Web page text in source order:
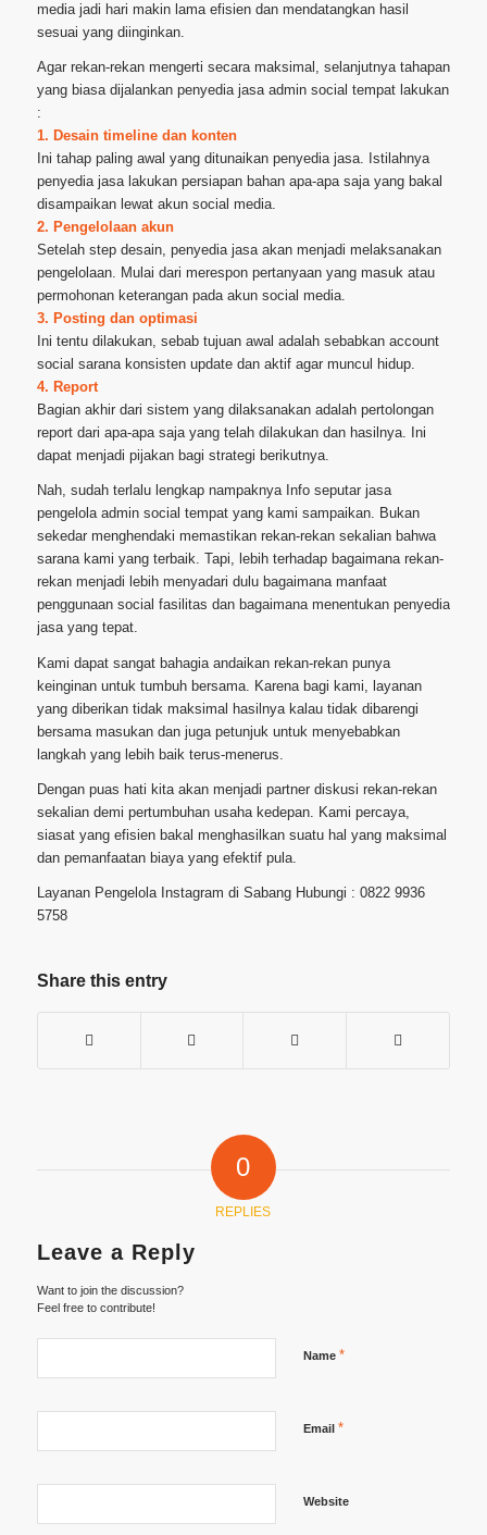
media jadi hari makin lama efisien dan mendatangkan hasil
sesuai yang diinginkan.
Agar rekan-rekan mengerti secara maksimal, selanjutnya tahapan
yang biasa dijalankan penyedia jasa admin social tempat lakukan
:
1. Desain timeline dan konten
Ini tahap paling awal yang ditunaikan penyedia jasa. Istilahnya
penyedia jasa lakukan persiapan bahan apa-apa saja yang bakal
disampaikan lewat akun social media.
2. Pengelolaan akun
Setelah step desain, penyedia jasa akan menjadi melaksanakan
pengelolaan. Mulai dari merespon pertanyaan yang masuk atau
permohonan keterangan pada akun social media.
3. Posting dan optimasi
Ini tentu dilakukan, sebab tujuan awal adalah sebabkan account
social sarana konsisten update dan aktif agar muncul hidup.
4. Report
Bagian akhir dari sistem yang dilaksanakan adalah pertolongan
report dari apa-apa saja yang telah dilakukan dan hasilnya. Ini
dapat menjadi pijakan bagi strategi berikutnya.
Nah, sudah terlalu lengkap nampaknya Info seputar jasa
pengelola admin social tempat yang kami sampaikan. Bukan
sekedar menghendaki memastikan rekan-rekan sekalian bahwa
sarana kami yang terbaik. Tapi, lebih terhadap bagaimana rekan-
rekan menjadi lebih menyadari dulu bagaimana manfaat
penggunaan social fasilitas dan bagaimana menentukan penyedia
jasa yang tepat.
Kami dapat sangat bahagia andaikan rekan-rekan punya
keinginan untuk tumbuh bersama. Karena bagi kami, layanan
yang diberikan tidak maksimal hasilnya kalau tidak dibarengi
bersama masukan dan juga petunjuk untuk menyebabkan
langkah yang lebih baik terus-menerus.
Dengan puas hati kita akan menjadi partner diskusi rekan-rekan
sekalian demi pertumbuhan usaha kedepan. Kami percaya,
siasat yang efisien bakal menghasilkan suatu hal yang maksimal
dan pemanfaatan biaya yang efektif pula.
Layanan Pengelola Instagram di Sabang Hubungi : 0822 9936
5758
Share this entry
0
REPLIES
Leave a Reply
Want to join the discussion?
Feel free to contribute!
Name *
Email *
Website